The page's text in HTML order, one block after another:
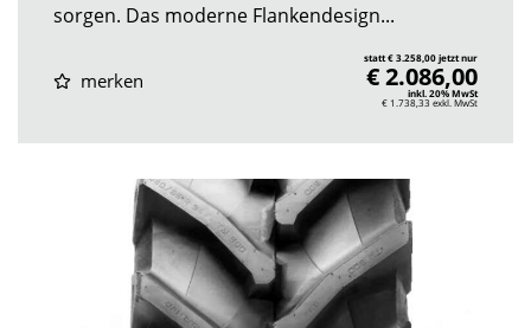
sorgen. Das moderne Flankendesign...
merken
statt € 3.258,00 jetzt nur
€ 2.086,00
inkl. 20% MwSt
€ 1.738,33 exkl. MwSt